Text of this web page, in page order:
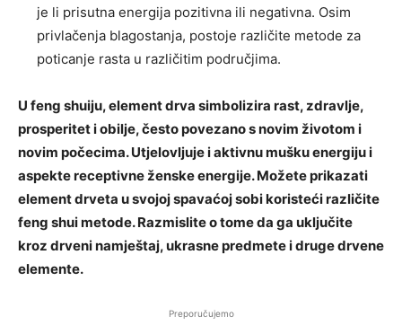
je li prisutna energija pozitivna ili negativna. Osim
privlačenja blagostanja, postoje različite metode za
poticanje rasta u različitim područjima.
U feng shuiju, element drva simbolizira rast, zdravlje,
prosperitet i obilje, često povezano s novim životom i
novim počecima. Utjelovljuje i aktivnu mušku energiju i
aspekte receptivne ženske energije. Možete prikazati
element drveta u svojoj spavaćoj sobi koristeći različite
feng shui metode. Razmislite o tome da ga uključite
kroz drveni namještaj, ukrasne predmete i druge drvene
elemente.
Preporučujemo